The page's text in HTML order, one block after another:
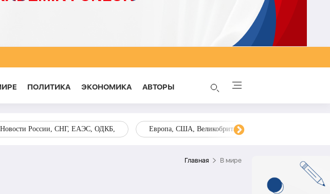
ПОЛИТИКА ЭКОНОМИКА AВТОРЫ
Новости России, СНГ, ЕАЭС, ОДКБ, Европа, США, Великобритания, Украина, Запад,
Главная В мире